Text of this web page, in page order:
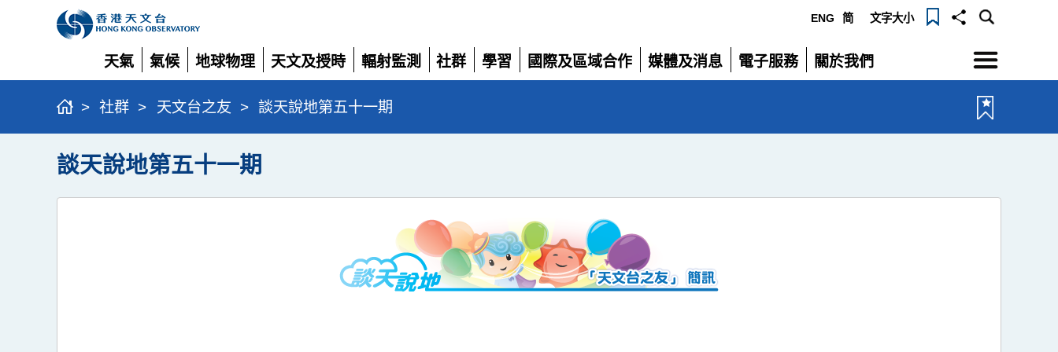
ENG 简 文字大小
天氣
展
開
氣候
展
開
地球物理
展
開
天文及授時
展
開
輻射監測
展
開
社群
展
學習
展
國際及區域合作
展
媒體及消息
展
電子服務
展
關於我們
展
選
單
> 社群 > 天文台之友 > 談天說地第五十一期
談天說地第五十一期